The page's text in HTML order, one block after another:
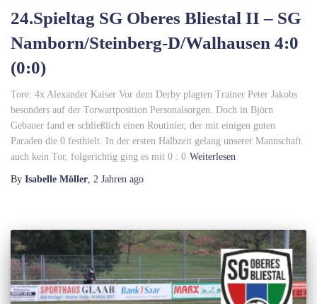
24.Spieltag SG Oberes Bliestal II – SG
Namborn/Steinberg-D/Walhausen 4:0
(0:0)
Tore: 4x Alexander Kaiser Vor dem Derby plagten Trainer Peter Jakobs
besonders auf der Torwartposition Personalsorgen. Doch in Björn
Gebauer fand er schließlich einen Routinier, der mit einigen guten
Paraden die 0 festhielt. In der ersten Halbzeit gelang unserer Mannschaft
auch kein Tor, folgerichtig ging es mit 0 : 0 Weiterlesen
By Isabelle Möller 2 Jahren ago